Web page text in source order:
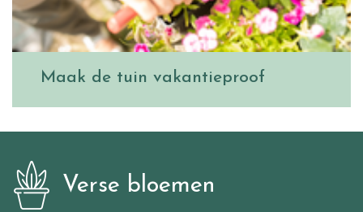
Maak de tuin vakantieproof
Verse bloemen